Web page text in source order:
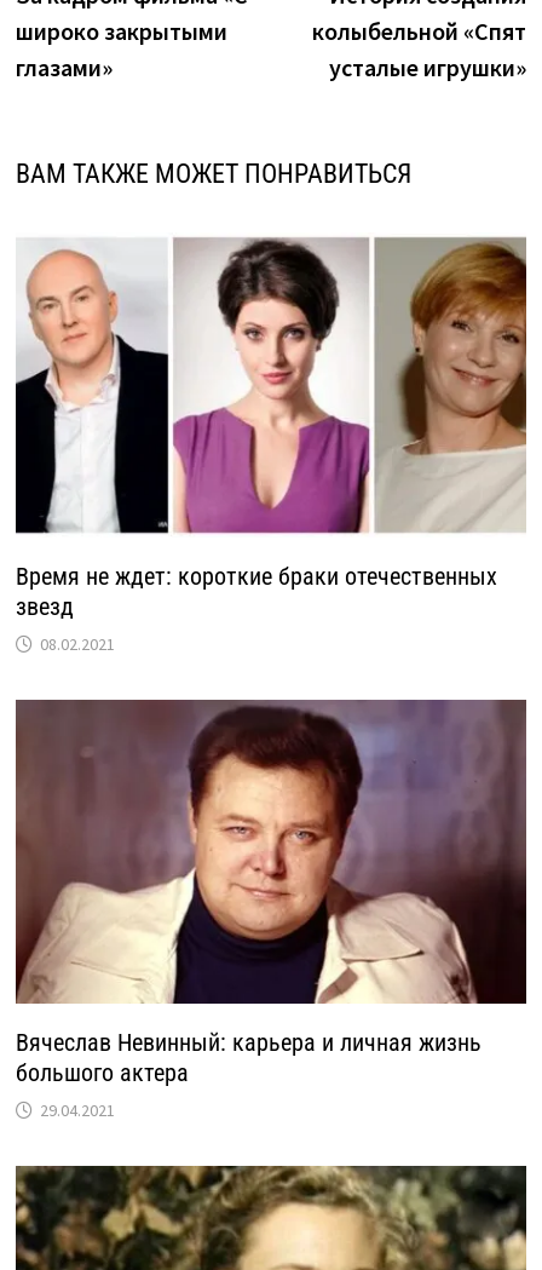
записям
широко закрытыми
глазами»
колыбельной «Спят
усталые игрушки»
ВАМ ТАКЖЕ МОЖЕТ ПОНРАВИТЬСЯ
Время не ждет: короткие браки отечественных
звезд
08.02.2021
Вячеслав Невинный: карьера и личная жизнь
большого актера
29.04.2021